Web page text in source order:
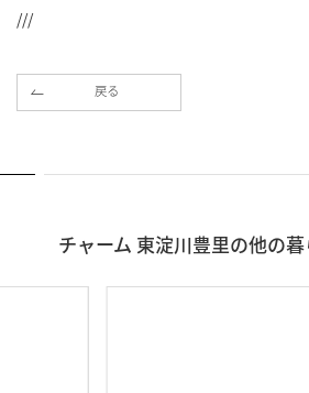
///
戻る
チャーム 東淀川豊里の他の